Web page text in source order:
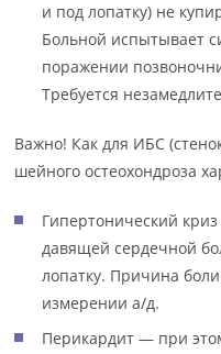
и под лопатку) не
Больной испытывает
поражении
Требуется
Важно! Как для ИБС
шейного остеохондроза
Гипертонический
давящей сердечной
лопатку. Причина
измерении а/д.
Перикардит — при